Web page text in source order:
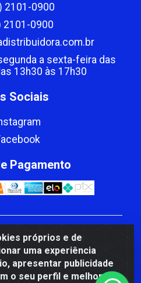
próprios e de
uma experiência
apresentar publicidade
o seu perfil e melhorar a
2101-0900
2101-0900
a sexta-feira das
13h30 às 17h30
Sociais
Pagamento
PEÇAS LTDA Matriz - av
1249 - Coramara , Cachoeiro
29.311-310 - CNPJ
0001-41